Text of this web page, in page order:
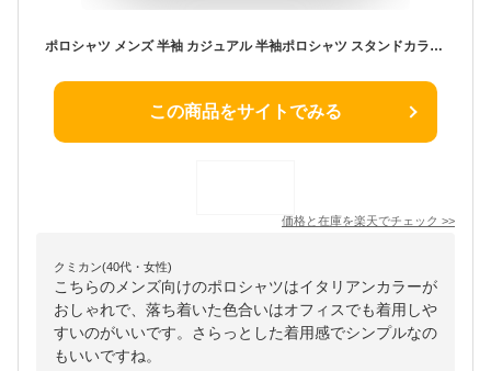
ポロシャツ メンズ 半袖 カジュアル 半袖ポロシャツ スタンドカラー メンズポロシャツ 夏服 おしゃれ 襟 立て シャツ ショート丈 立ち襟 50代 40代 メンズファッション ファッション イタリアンカラー かっこいい マッチョ 丈 の 短い メンズファッション夏
この商品をサイトでみる
価格と在庫を楽天でチェック >>
クミカン(40代・女性)
こちらのメンズ向けのポロシャツはイタリアンカラーが
おしゃれで、落ち着いた色合いはオフィスでも着用しや
すいのがいいです。さらっとした着用感でシンプルなの
もいいですね。